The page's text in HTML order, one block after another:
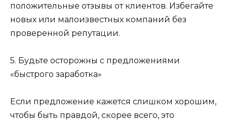
положительные отзывы от клиентов. Избегайте
новых или малоизвестных компаний без
проверенной репутации.
5. Будьте осторожны с предложениями
«быстрого заработка»
Если предложение кажется слишком хорошим,
чтобы быть правдой, скорее всего, это